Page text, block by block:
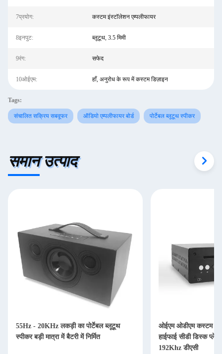
7प्रयोग: कस्टम इंस्टॉलेशन एम्पलीफायर
8इनपुट: ब्लूटूथ, 3.5 मिमी
9रंग: सफेद
10ओईएम: हाँ, अनुरोध के रूप में कस्टम डिज़ाइन
Tags:
संचालित सक्रिय सबवूफर ऑडियो एम्पलीफायर बोर्ड पोर्टेबल ब्लूटूथ स्पीकर
समान उत्पाद
55Hz - 20KHz लकड़ी का पोर्टेबल ब्लूटूथ
स्पीकर बड़ी मात्रा में बैटरी में निर्मित
ओईएम ओडीएम कस्टम
हाईफाई सीडी डिस्क
192Khz डीएसी